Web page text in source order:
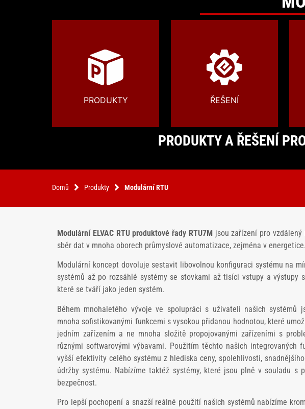
PRODUKTY ŘEŠENÍ
PRODUKTY A ŘEŠENÍ
Domů Produkty Modulární RTU
Modulární ELVAC RTUproduktové řady RTU7Mjsou zařízení pro vzdálený
sběr dat v mnoha oborech průmyslové automatizace, zejména v energetice.
Modulární koncept dovoluje sestavit libovolnou konfiguraci systému na
systémů až po rozsáhlé systémy se stovkami až tisíci vstupy a výstupy
které se tváří jako jeden systém.
Během mnohaletého vývoje ve spolupráci s uživateli našich systémů
mnoha sofistikovanými funkcemi s vysokou přidanou hodnotou, které
jedním zařízením a ne mnoha složitě propojovanými zařízeními s
různými softwarovými výbavami. Použitím těchto našich integrovaných
vyšší efektivity celého systému z hlediska ceny, spolehlivosti,
údržby systému. Nabízíme taktéž systémy, které jsou plně v souladu s
bezpečnost.
Pro lepší pochopení a snazší reálné použití našich systémů nabízíme